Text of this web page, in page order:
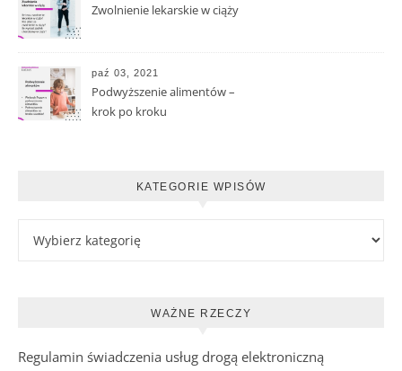
Zwolnienie lekarskie w ciąży
paź 03, 2021
Podwyższenie alimentów –
krok po kroku
KATEGORIE WPISÓW
WAŻNE RZECZY
Regulamin świadczenia usług drogą elektroniczną